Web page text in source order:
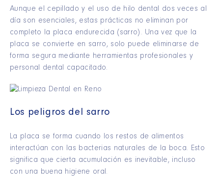
Aunque el cepillado y el uso de hilo dental dos veces al
día son esenciales, estas prácticas no eliminan por
completo la placa endurecida (sarro). Una vez que la
placa se convierte en sarro, solo puede eliminarse de
forma segura mediante herramientas profesionales y
personal dental capacitado.
Los peligros del sarro
La placa se forma cuando los restos de alimentos
interactúan con las bacterias naturales de la boca. Esto
significa que cierta acumulación es inevitable, incluso
con una buena higiene oral.